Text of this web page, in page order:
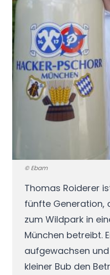
© Ebam
Thomas Roiderer
fünfte Generation,
zum Wildpark in
München betreibt.
aufgewachsen
kleiner Bub den